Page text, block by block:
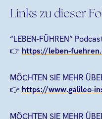
Links zu dieser
“LEBEN-FÜHREN”
👉 https://leben-
MÖCHTEN SIE MEHR
👉 https://www.galileo-
MÖCHTEN SIE MEHR